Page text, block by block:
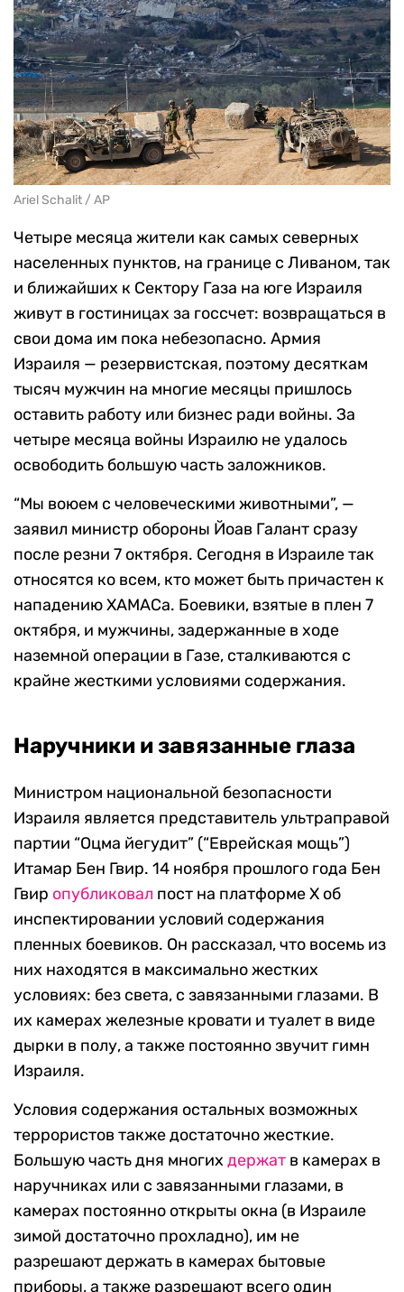
Ariel Schalit / AP
Четыре месяца жители как самых северных
населенных пунктов, на границе с Ливаном, так
и ближайших к Сектору Газа на юге Израиля
живут в гостиницах за госсчет: возвращаться в
свои дома им пока небезопасно. Армия
Израиля — резервистская, поэтому десяткам
тысяч мужчин на многие месяцы пришлось
оставить работу или бизнес ради войны. За
четыре месяца войны Израилю не удалось
освободить большую часть заложников.
“Мы воюем с человеческими животными”, —
заявил министр обороны Йоав Галант сразу
после резни 7 октября. Сегодня в Израиле так
относятся ко всем, кто может быть причастен к
нападению ХАМАСа. Боевики, взятые в плен 7
октября, и мужчины, задержанные в ходе
наземной операции в Газе, сталкиваются с
крайне жесткими условиями содержания.
Наручники и завязанные глаза
Министром национальной безопасности
Израиля является представитель ультраправой
партии “Оцма йегудит” (“Еврейская мощь”)
Итамар Бен Гвир. 14 ноября прошлого года Бен
Гвир опубликовал пост на платформе X об
инспектировании условий содержания
пленных боевиков. Он рассказал, что восемь из
них находятся в максимально жестких
условиях: без света, с завязанными глазами. В
их камерах железные кровати и туалет в виде
дырки в полу, а также постоянно звучит гимн
Израиля.
Условия содержания остальных возможных
террористов также достаточно жесткие.
Большую часть дня многих держат в камерах в
наручниках или с завязанными глазами, в
камерах постоянно открыты окна (в Израиле
зимой достаточно прохладно), им не
разрешают держать в камерах бытовые
приборы, а также разрешают всего один